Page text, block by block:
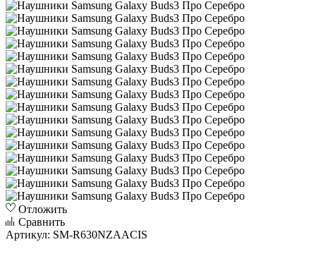
Отложить
Сравнить
Артикул: SM-R630NZAACIS